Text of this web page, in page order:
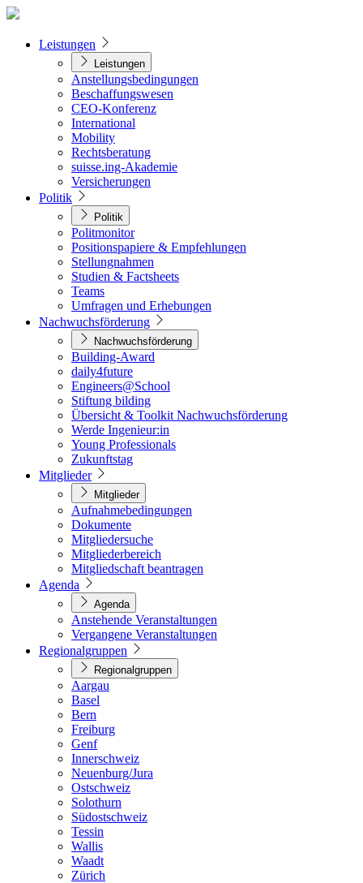
Leistungen
Leistungen
Anstellungsbedingungen
Beschaffungswesen
CEO-Konferenz
International
Mobility
Rechtsberatung
suisse.ing-Akademie
Versicherungen
Politik
Politik
Politmonitor
Positionspapiere & Empfehlungen
Stellungnahmen
Studien & Factsheets
Teams
Umfragen und Erhebungen
Nachwuchsförderung
Nachwuchsförderung
Building-Award
daily4future
Engineers@School
Stiftung bilding
Übersicht & Toolkit Nachwuchsförderung
Werde Ingenieur:in
Young Professionals
Zukunftstag
Mitglieder
Mitglieder
Aufnahmebedingungen
Dokumente
Mitgliedersuche
Mitgliederbereich
Mitgliedschaft beantragen
Agenda
Agenda
Anstehende Veranstaltungen
Vergangene Veranstaltungen
Regionalgruppen
Regionalgruppen
Aargau
Basel
Bern
Freiburg
Genf
Innerschweiz
Neuenburg/Jura
Ostschweiz
Solothurn
Südostschweiz
Tessin
Wallis
Waadt
Zürich